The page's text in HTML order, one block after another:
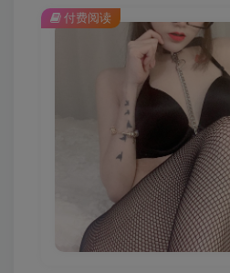
付费阅读